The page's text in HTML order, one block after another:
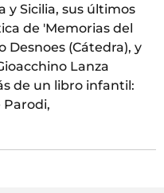
y Sicilia, sus últimos
de 'Memorias del
Desnoes (Cátedra), y
Lanza
de un libro infantil:
Parodi,